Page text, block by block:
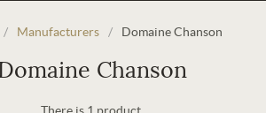
/ Manufacturers / Domaine Chanson
Domaine Chanson